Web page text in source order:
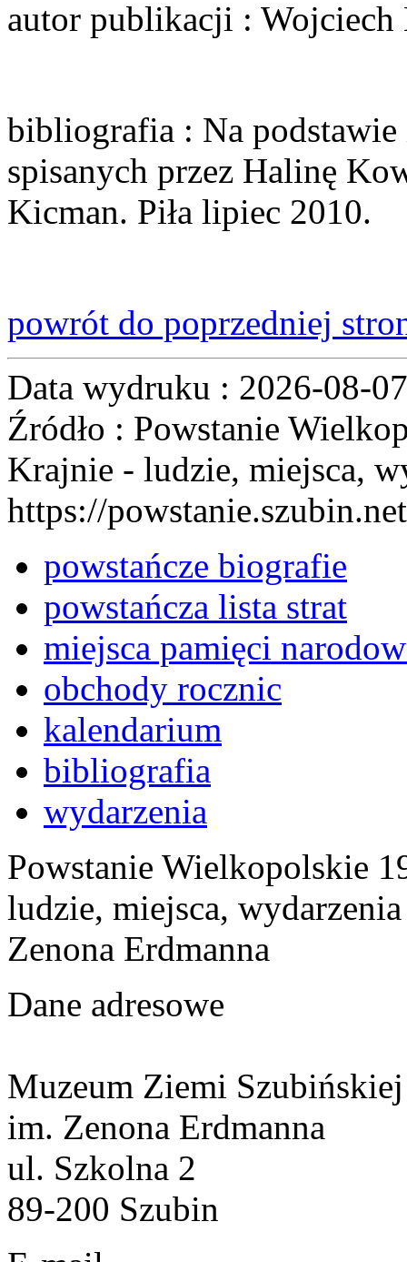
autor publikacji : Wojciech
bibliografia : Na
spisanych przez Halinę
Kicman. Piła lipiec 2010.
powrót do poprzedniej
Data wydruku : 2026-08-07
Źródło : Powstanie
Krajnie - ludzie, miejsca,
https://powstanie.szubin.net
powstańcze biografie
powstańcza lista strat
miejsca pamięci
obchody rocznic
kalendarium
bibliografia
wydarzenia
Powstanie Wielkopolskie
ludzie, miejsca,
Zenona Erdmanna
Dane adresowe
Muzeum Ziemi Szubińskiej
im. Zenona Erdmanna
ul. Szkolna 2
89-200 Szubin